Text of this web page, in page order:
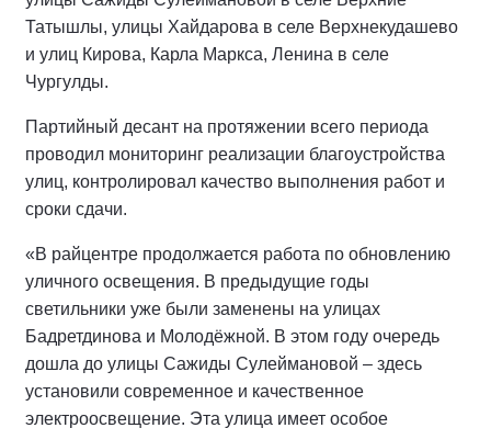
Татышлы, улицы Хайдарова в селе Верхнекудашево
и улиц Кирова, Карла Маркса, Ленина в селе
Чургулды.
Партийный десант на протяжении всего периода
проводил мониторинг реализации благоустройства
улиц, контролировал качество выполнения работ и
сроки сдачи.
«В райцентре продолжается работа по обновлению
уличного освещения. В предыдущие годы
светильники уже были заменены на улицах
Бадретдинова и Молодёжной. В этом году очередь
дошла до улицы Сажиды Сулеймановой – здесь
установили современное и качественное
электроосвещение. Эта улица имеет особое